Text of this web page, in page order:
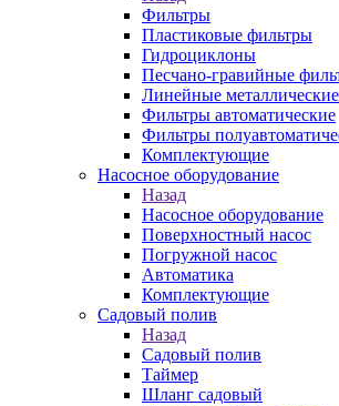
Фильтры
Пластиковые фильтры
Гидроциклоны
Песчано-гравийные
Линейные
Фильтры автоматические
Фильтры
Комплектующие
Насосное оборудование
Назад
Насосное оборудование
Поверхностный насос
Погружной насос
Автоматика
Комплектующие
Садовый полив
Назад
Садовый полив
Таймер
Шланг садовый